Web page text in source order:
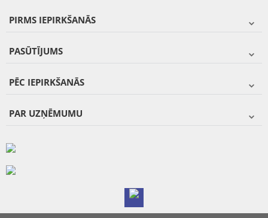
PIRMS IEPIRKŠANĀS
PASŪTĪJUMS
PĒC IEPIRKŠANĀS
PAR UZŅĒMUMU